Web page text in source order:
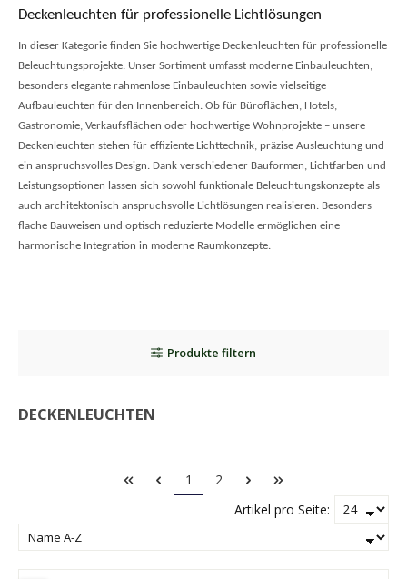
Deckenleuchten für professionelle Lichtlösungen
In dieser Kategorie finden Sie hochwertige Deckenleuchten für professionelle
Beleuchtungsprojekte. Unser Sortiment umfasst moderne Einbauleuchten,
besonders elegante rahmenlose Einbauleuchten sowie vielseitige
Aufbauleuchten für den Innenbereich. Ob für Büroflächen, Hotels,
Gastronomie, Verkaufsflächen oder hochwertige Wohnprojekte – unsere
Deckenleuchten stehen für effiziente Lichttechnik, präzise Ausleuchtung und
ein anspruchsvolles Design. Dank verschiedener Bauformen, Lichtfarben und
Leistungsoptionen lassen sich sowohl funktionale Beleuchtungskonzepte als
auch architektonisch anspruchsvolle Lichtlösungen realisieren. Besonders
flache Bauweisen und optisch reduzierte Modelle ermöglichen eine
harmonische Integration in moderne Raumkonzepte.
Produkte filtern
DECKENLEUCHTEN
Seite
1 Seite
2
Artikel pro Seite: